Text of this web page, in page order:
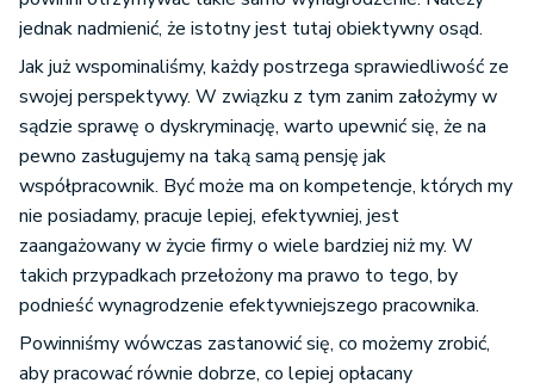
jednak nadmienić, że istotny jest tutaj obiektywny osąd.
Jak już wspominaliśmy, każdy postrzega sprawiedliwość ze
swojej perspektywy. W związku z tym zanim założymy w
sądzie sprawę o dyskryminację, warto upewnić się, że na
pewno zasługujemy na taką samą pensję jak
współpracownik. Być może ma on kompetencje, których my
nie posiadamy, pracuje lepiej, efektywniej, jest
zaangażowany w życie firmy o wiele bardziej niż my. W
takich przypadkach przełożony ma prawo to tego, by
podnieść wynagrodzenie efektywniejszego pracownika.
Powinniśmy wówczas zastanowić się, co możemy zrobić,
aby pracować równie dobrze, co lepiej opłacany